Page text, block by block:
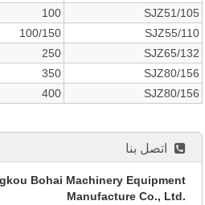
SJZ51/105
100
SJZ55/110
100/150
SJZ65/132
250
SJZ80/156
350
SJZ80/156
400
اتصل بنا
Bohai Machinery Equipment
Manufacture Co., Ltd.